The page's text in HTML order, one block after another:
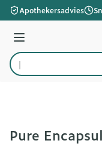
Ga naar de inhoud
Apothekersadvies
Menu
Product, merk,
Pure